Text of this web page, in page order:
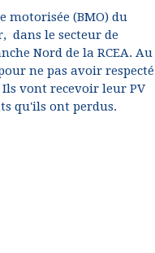
motorisée (BMO) du
dans le secteur de
Nord de la RCEA. Au
ne pas avoir respecté
vont recevoir leur PV
qu'ils ont perdus.